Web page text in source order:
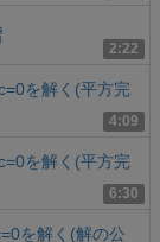
2:22
4:09
を解く(平方完
6:30
を解く(平方完
を解く(解の公